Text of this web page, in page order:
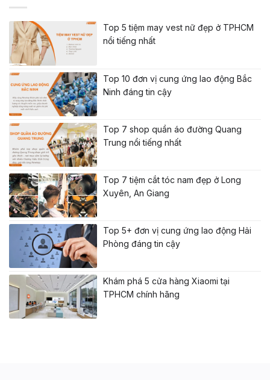
Top 5 tiệm may vest nữ đẹp ở TPHCM
nổi tiếng nhất
Top 10 đơn vị cung ứng lao động Bắc
Ninh đáng tin cậy
Top 7 shop quần áo đường Quang
Trung nổi tiếng nhất
Top 7 tiệm cắt tóc nam đẹp ở Long
Xuyên, An Giang
Top 5+ đơn vị cung ứng lao động Hải
Phòng đáng tin cậy
Khám phá 5 cửa hàng Xiaomi tại
TPHCM chính hãng